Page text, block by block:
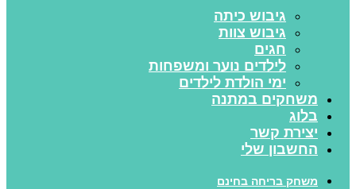
גיבוש כיתה
גיבוש צוות
חגים
לילדים נוער ומשפחות
ימי הולדת לילדים
משחקים במתנה
בלוג
יצירת קשר
החשבון שלי
משחק בריחה בחינם